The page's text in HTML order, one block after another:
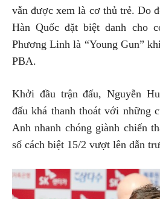
vẫn được xem là cơ thủ trẻ. Do
Hàn Quốc đặt biệt danh cho
Phương Linh là “Young Gun”
PBA.
Khởi đầu trận đấu, Nguyễn
đấu khá thanh thoát với những
Anh nhanh chóng giành chiến
số cách biệt 15/2 vượt lên dẫn